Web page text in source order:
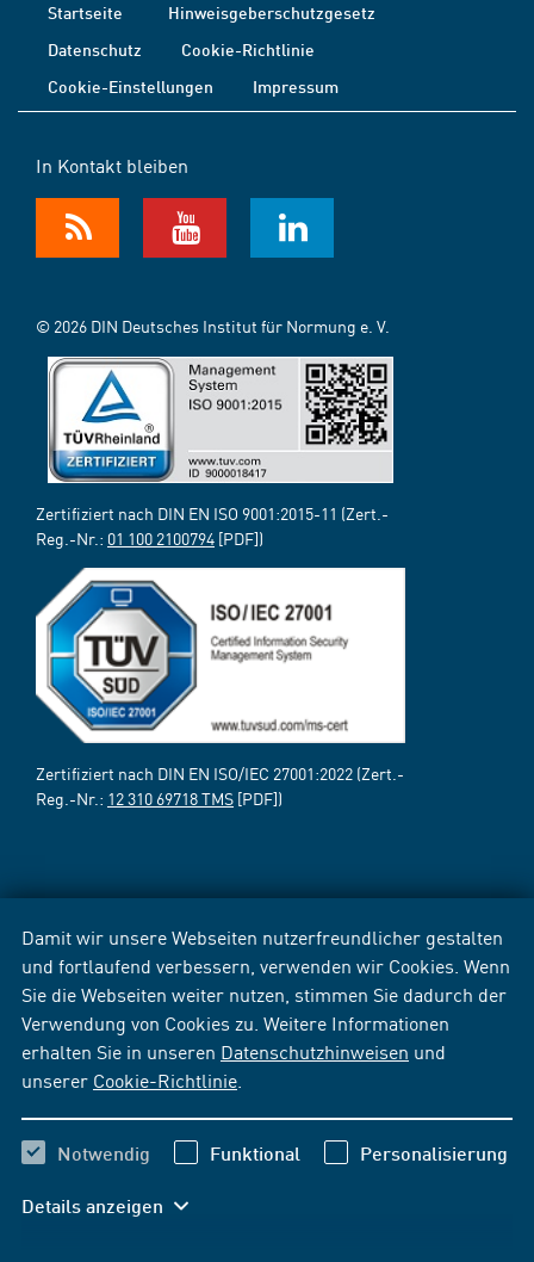
Damit wir unsere Webseiten nutzerfreundlicher gestalten
und fortlaufend verbessern, verwenden wir Cookies. Wenn
Sie die Webseiten weiter nutzen, stimmen Sie dadurch der
Verwendung von Cookies zu. Weitere Informationen
erhalten Sie in unseren Datenschutzhinweisen und
unserer Cookie-Richtlinie
Notwendig Funktional Personalisierung
Details anzeigen
Startseite
Hinweisgeberschutzgesetz
Datenschutz
Cookie-Richtlinie
Cookie-Einstellungen
Impressum
In Kontakt bleiben
© 2026 DIN Deutsches Institut für Normung e. V.
Zertifiziert nach DIN EN ISO 9001:2015-11 (Zert.-
Reg.-Nr.: 01 100 2100794 [PDF])
Zertifiziert nach DIN EN ISO/IEC 27001:2022 (Zert.-
Reg.-Nr.: 12 310 69718 TMS [PDF])